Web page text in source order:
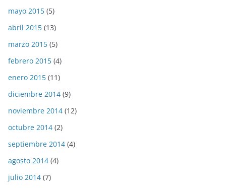
mayo 2015 (5)
abril 2015 (13)
marzo 2015 (5)
febrero 2015 (4)
enero 2015 (11)
diciembre 2014 (9)
noviembre 2014 (12)
octubre 2014 (2)
septiembre 2014 (4)
agosto 2014 (4)
julio 2014 (7)